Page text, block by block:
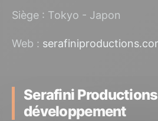
Siège : Tokyo - Japon
Web :
Serafini
développement